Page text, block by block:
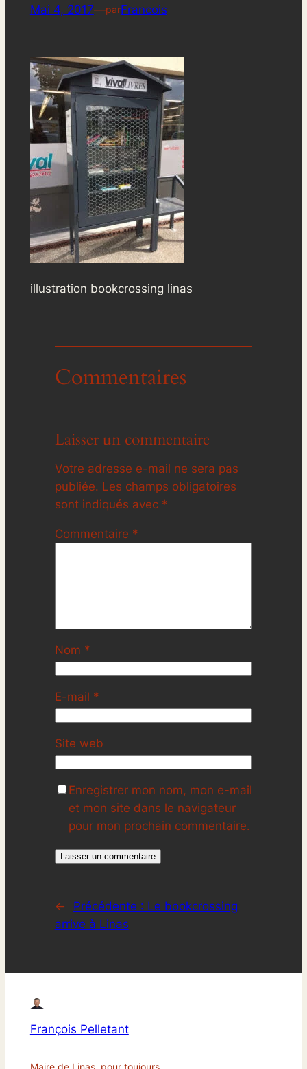
Mai 4, 2017—parFrancois
illustration bookcrossing linas
Commentaires
Laisser un commentaire
Votre adresse e-mail ne sera pas
publiée. Les champs obligatoires
sont indiqués avec *
Commentaire *
Nom *
E-mail *
Site web
Enregistrer mon nom, mon e-mail
et mon site dans le navigateur
pour mon prochain commentaire.
← Précédente : Le bookcrossing
arrive à Linas
François Pelletant
Maire de Linas, pour toujours.